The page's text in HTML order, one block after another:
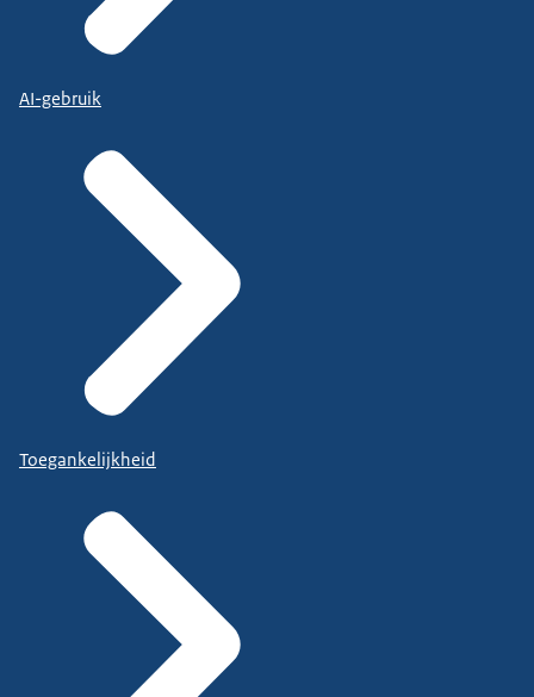
AI-gebruik
Toegankelijkheid